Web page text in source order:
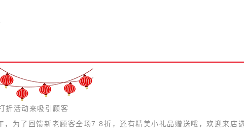
折活动来吸引顾客
，为了回馈新老顾客全场7.8折，还有精美小礼品赠送哦，欢迎来店